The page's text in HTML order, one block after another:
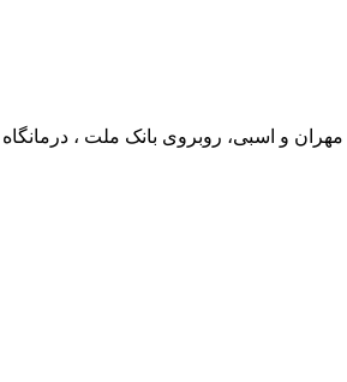
و اسبی، روبروی بانک ملت ،